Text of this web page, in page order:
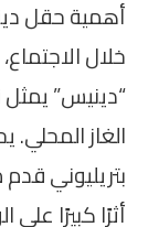
أهمية حقل
خلال
“دينيس”
الغاز
بتريليوني
أثرًا كبيرًا على